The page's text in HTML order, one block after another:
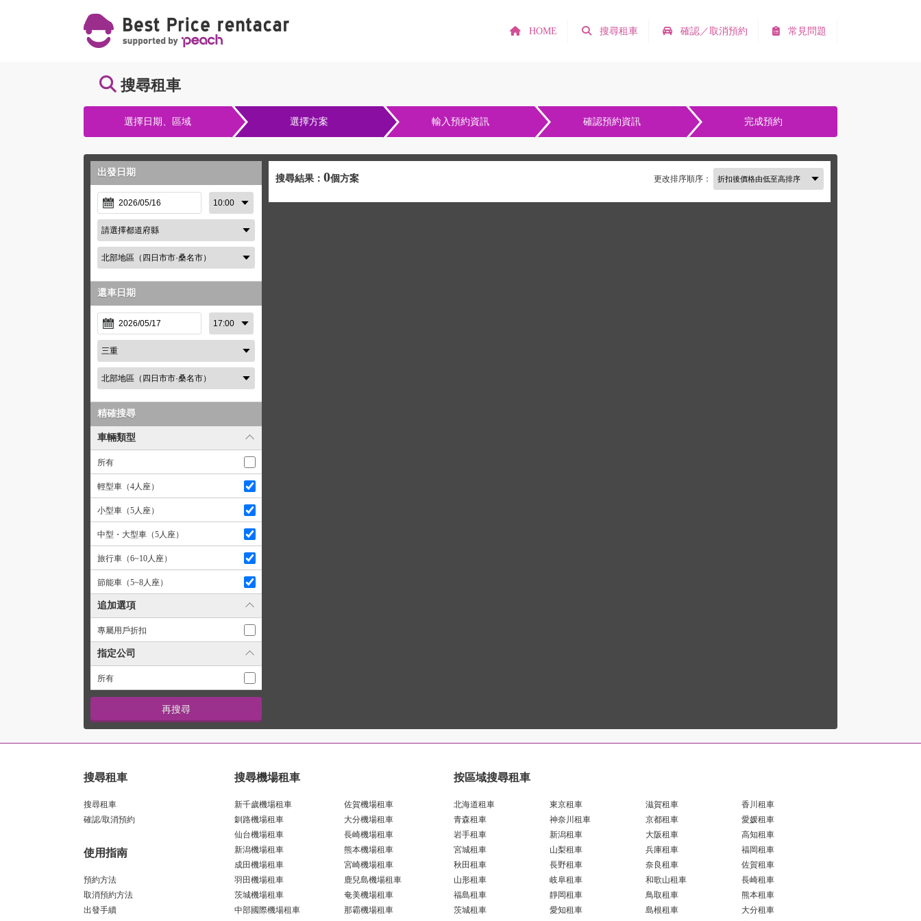
常見問題
確認／取消預約
搜尋租車
HOME
搜尋租車
選擇日期、區域 選擇方案 輸入預約資訊 確認預約資訊 完成預約
出發日期
還車日期
精確搜尋
車輛類型
所有
輕型車（4人座）
小型車（5人座）
中型・大型車（5人座）
旅行車（6~10人座）
節能車（5~8人座）
追加選項
專屬用戶折扣
指定公司
所有
搜尋結果： 0個方案 更改排序順序：
搜尋租車
搜尋租車
確認/取消預約
使用指南
預約方法
取消預約方法
出發手續
搜尋機場租車
新千歲機場租車
釧路機場租車
仙台機場租車
新潟機場租車
成田機場租車
羽田機場租車
茨城機場租車
中部國際機場租車
佐賀機場租車
大分機場租車
長崎機場租車
熊本機場租車
宮崎機場租車
鹿兒島機場租車
奄美機場租車
那霸機場租車
按區域搜尋租車
北海道租車
青森租車
岩手租車
宮城租車
秋田租車
山形租車
福島租車
茨城租車
東京租車
神奈川租車
新潟租車
山梨租車
長野租車
岐阜租車
靜岡租車
愛知租車
滋賀租車
京都租車
大阪租車
兵庫租車
奈良租車
和歌山租車
鳥取租車
島根租車
香川租車
愛媛租車
高知租車
福岡租車
佐賀租車
長崎租車
熊本租車
大分租車